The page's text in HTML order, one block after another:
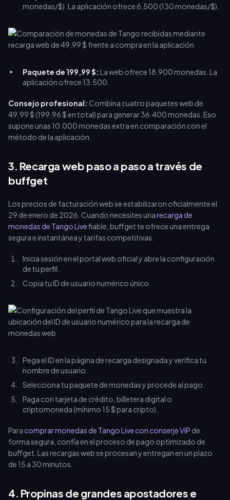
monedas/$). La aplicación ofrece 6.500 (130 monedas/$).
Paquete de 199,99 $: La web ofrece 18.900 monedas. La
aplicación ofrece 13.500.
Consejo profesional: Combina cuatro paquetes web de
49,99 $ (199,96 $ en total) para generar 36.400 monedas. Eso
supone unas 10.000 monedas extra en comparación con el
método de la aplicación.
3. Recarga web paso a paso a través de
buffget
Los precios de facturación web se estabilizaron oficialmente el
29 de enero de 2026. Cuando necesites unarecarga de
monedas de Tango Livefiable, buffget te ofrece una entrega
segura e instantánea y tarifas competitivas.
Inicia sesión en el portal web oficial y abre la configuración
de tu perfil.
Copia tu ID de usuario numérico único.
Pega el ID en la página de recarga designada y verifica tu
nombre de usuario.
Selecciona tu paquete de monedas y procede al pago.
Paga con tarjeta de crédito, billetera digital o
criptomoneda (mínimo 15 $ para cripto).
Para comprar monedas de Tango Live con conserje VIP de
forma segura, confía en el proceso de pago optimizado de
buffget. Las recargas web se procesan y entregan en un plazo
de 15 a 30 minutos.
4. Propinas de grandes apostadores e